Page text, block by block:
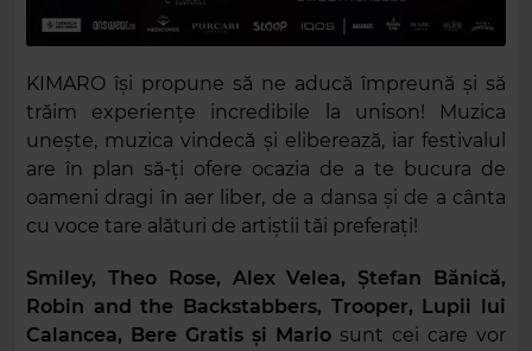
KIMARO își propune să ne aducă împreună și să
trăim experiențe incredibile la unison! Muzica
unește, muzica vindecă și eliberează, iar festivalul
are în plan să-ți ofere ocazia de a te bucura de
oameni dragi în aer liber, de a dansa și de a cânta
cu voce tare alături de artiștii tăi preferați!
Smiley, Theo Rose, Alex Velea, Ștefan Bănică,
Robin and the Backstabbers, Trooper, Lupii lui
Calancea, Bere Gratis și Mario sunt cei care vor